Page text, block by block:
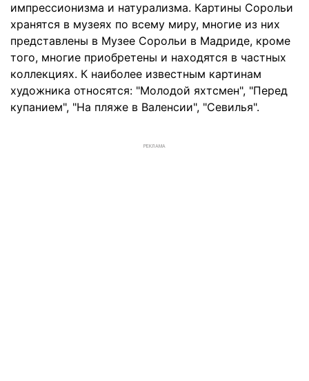
импрессионизма и натурализма. Картины Сорольи
хранятся в музеях по всему миру, многие из них
представлены в Музее Сорольи в Мадриде, кроме
того, многие приобретены и находятся в частных
коллекциях. К наиболее известным картинам
художника относятся: "Молодой яхтсмен", "Перед
купанием", "На пляже в Валенсии", "Севилья".
РЕКЛАМА